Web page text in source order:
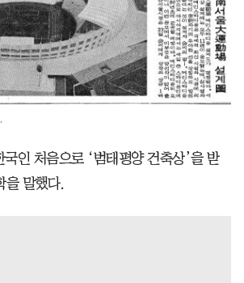
인 처음으로 ‘범태평양 건축상’을 받
을 말했다.